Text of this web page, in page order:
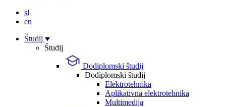
sl
en
Študij
Študij
Dodiplomski študij
Dodiplomski študij
Elektrotehnika
Aplikativna elektrotehnika
Multimedija